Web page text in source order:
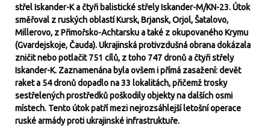
střel Iskander-K a čtyři balistické střely Iskander-M/KN-23. Útok
směřoval z ruských oblastí Kursk, Brjansk, Orjol, Šatalovo,
Millerovo, z Přimořsko-Achtarsku a také z okupovaného Krymu
(Gvardejskoje, Čauda). Ukrajinská protivzdušná obrana dokázala
zničit nebo potlačit 751 cílů, z toho 747 dronů a čtyři střely
Iskander-K. Zaznamenána byla ovšem i přímá zasažení: devět
raket a 54 dronů dopadlo na 33 lokalitách, přičemž trosky
sestřelených prostředků poškodily objekty na dalších osmi
místech. Tento útok patří mezi nejrozsáhlejší letošní operace
ruské armády proti ukrajinské infrastruktuře.